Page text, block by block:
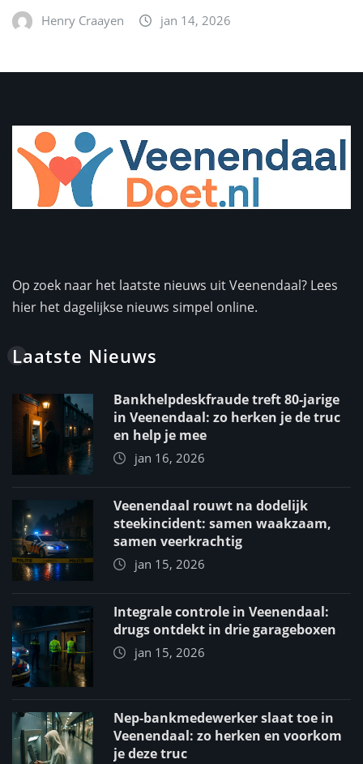
Henry Craayen jan 14, 2026
Op zoek naar het laatste nieuws uit Veenendaal? Lees
hier het dagelijkse nieuws simpel online.
Laatste Nieuws
Bankhelpdeskfraude treft 80-jarige
in Veenendaal: zo herken je de truc
en help je mee
jan 16, 2026
Veenendaal rouwt na dodelijk
steekincident: samen waakzaam,
samen veerkrachtig
jan 15, 2026
Integrale controle in Veenendaal:
drugs ontdekt in drie garageboxen
jan 15, 2026
Nep-bankmedewerker slaat toe in
Veenendaal: zo herken en voorkom
je deze truc